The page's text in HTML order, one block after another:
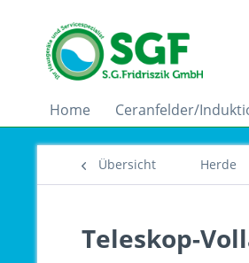
Home Ceranfelder/
Übersicht Herde
Teleskop-